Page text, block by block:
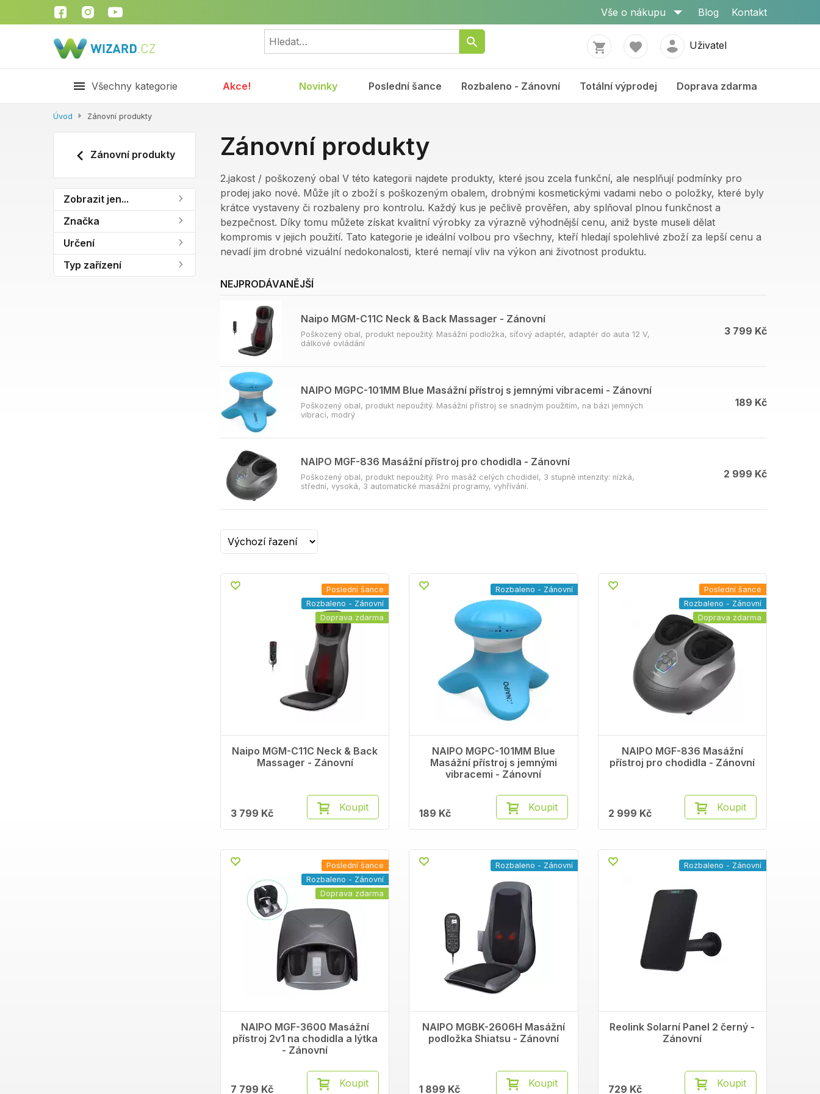
Vše o nákupu Blog Kontakt
Uživatel
Všechny kategorie Akce! Novinky Poslední šance Rozbaleno - Zánovní Totální výprodej Doprava zdarma
Úvod Zánovní produkty
Zánovní produkty
Zobrazit jen...
Značka
Určení
Typ zařízení
Zánovní produkty
2.jakost / poškozený obal V této kategorii najdete produkty, které jsou zcela funkční, ale nesplňují podmínky pro
prodej jako nové. Může jít o zboží s poškozeným obalem, drobnými kosmetickými vadami nebo o položky, které byly
krátce vystaveny či rozbaleny pro kontrolu. Každý kus je pečlivě prověřen, aby splňoval plnou funkčnost a
bezpečnost. Díky tomu můžete získat kvalitní výrobky za výrazně výhodnější cenu, aniž byste museli dělat
kompromis v jejich použití. Tato kategorie je ideální volbou pro všechny, kteří hledají spolehlivé zboží za lepší cenu a
nevadí jim drobné vizuální nedokonalosti, které nemají vliv na výkon ani životnost produktu.
NEJPRODÁVANĚJŠÍ
Naipo MGM-C11C Neck & Back Massager - Zánovní
Poškozený obal, produkt nepoužitý. Masážní podložka, síťový adaptér, adaptér do auta 12 V,
dálkové ovládání
3 799 Kč
NAIPO MGPC-101MM Blue Masážní přístroj s jemnými vibracemi - Zánovní
Poškozený obal, produkt nepoužitý. Masážní přístroj se snadným použitím, na bázi jemných
vibrací, modrý
189 Kč
NAIPO MGF-836 Masážní přístroj pro chodidla - Zánovní
Poškozený obal, produkt nepoužitý. Pro masáž celých chodidel, 3 stupně intenzity: nízká,
střední, vysoká, 3 automatické masážní programy, vyhřívání.
2 999 Kč
Naipo MGM-C11C Neck & Back
Massager - Zánovní
3 799 Kč Koupit
Poslední šance
Rozbaleno - Zánovní
Doprava zdarma
NAIPO MGPC-101MM Blue
Masážní přístroj s jemnými
vibracemi - Zánovní
189 Kč Koupit
Rozbaleno - Zánovní
NAIPO MGF-836 Masážní
přístroj pro chodidla - Zánovní
2 999 Kč Koupit
Poslední šance
Rozbaleno - Zánovní
Doprava zdarma
NAIPO MGF-3600 Masážní
přístroj 2v1 na chodidla a lýtka
- Zánovní
7 799 Kč Koupit
Poslední šance
Rozbaleno - Zánovní
Doprava zdarma
NAIPO MGBK-2606H Masážní
podložka Shiatsu - Zánovní
1 899 Kč Koupit
Rozbaleno - Zánovní
Reolink Solarní Panel 2 černý -
Zánovní
729 Kč Koupit
Rozbaleno - Zánovní